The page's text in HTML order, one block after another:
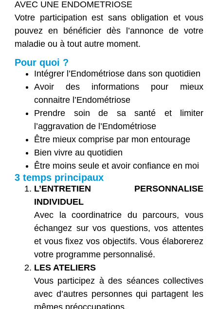
AVEC UNE ENDOMETRIOSE
Votre participation est sans obligation et vous
pouvez en bénéficier dès l’annonce de votre
maladie ou à tout autre moment.
Pour quoi ?
Intégrer l’Endométriose dans son quotidien
Avoir des informations pour mieux
connaitre l’Endométriose
Prendre soin de sa santé et limiter
l’aggravation de l’Endométriose
Être mieux comprise par mon entourage
Bien vivre au quotidien
Être moins seule et avoir confiance en moi
3 temps principaux
L’ENTRETIEN PERSONNALISE
INDIVIDUEL
Avec la coordinatrice du parcours, vous
échangez sur vos questions, vos attentes
et vous fixez vos objectifs. Vous élaborerez
votre programme personnalisé.
LES ATELIERS
Vous participez à des séances collectives
avec d’autres personnes qui partagent les